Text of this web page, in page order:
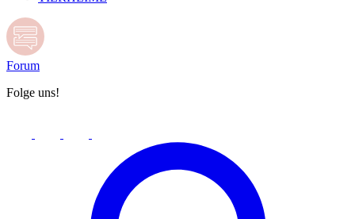
Forum
Folge uns!